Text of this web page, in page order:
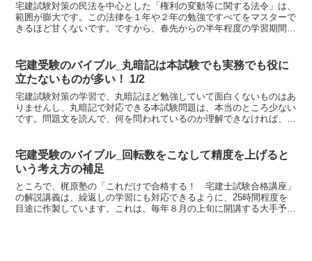
宅建試験対策の民法を中心とした「権利の変動等に関する法令」は、
範囲が膨大です。この法律を１年や２年の勉強ですべてをマスターで
きるほど甘くないです。ですから、春先からの半年程度の学習期間
宅建受験のバイブル_丸暗記は本試験でも実務でも役に
立たないものが多い！ 1/2
宅建試験対策の学習で、丸暗記ほど勉強していて面白くないものはあ
りませんし、丸暗記で対応できる本試験問題は、本当のところ少ない
です。問題文を読んで、何を問われているのか理解できなければ、暗
宅建受験のバイブル_回転数をこなして精度を上げると
いう考え方の補足
ところで、梶原塾の「これだけで合格する！ 宅建士試験合格講座」
の解説講義は、繰返しの学習にも対応できるように、25時間程度を
目途に作製しています。これは、毎年８月の上旬に開講する大手予備